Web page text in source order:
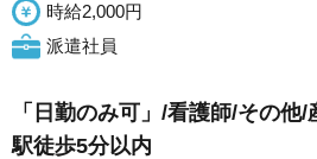
時給2,000円
派遣社員
「日勤のみ可」/看護師/その他
駅徒歩5分以内